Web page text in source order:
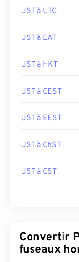
JST à UTC
JST à EAT
JST à HKT
JST à CEST
JST à EEST
JST à ChST
JST à CST
Convertir
fuseaux